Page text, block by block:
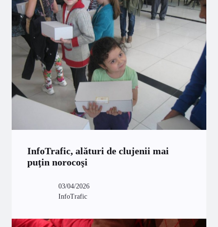
InfoTrafic, alături de clujenii mai
puţin norocoşi
03/04/2026
InfoTrafic